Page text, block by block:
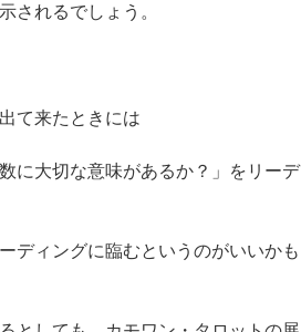
されるでしょう。
て来たときには
に大切な意味があるか？」をリーデ
ディングに臨むというのがいいかも